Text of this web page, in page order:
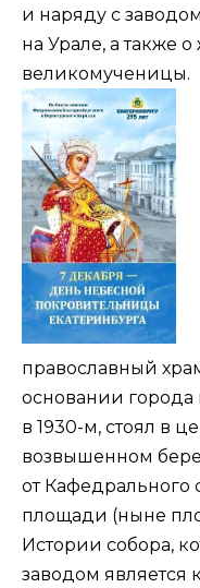
и наряду с
на Урале, а также
великомученицы.
православный
основании города
в 1930-м, стоял в
возвышенном
от Кафедрального
площади (ныне
Истории собора,
заводом является